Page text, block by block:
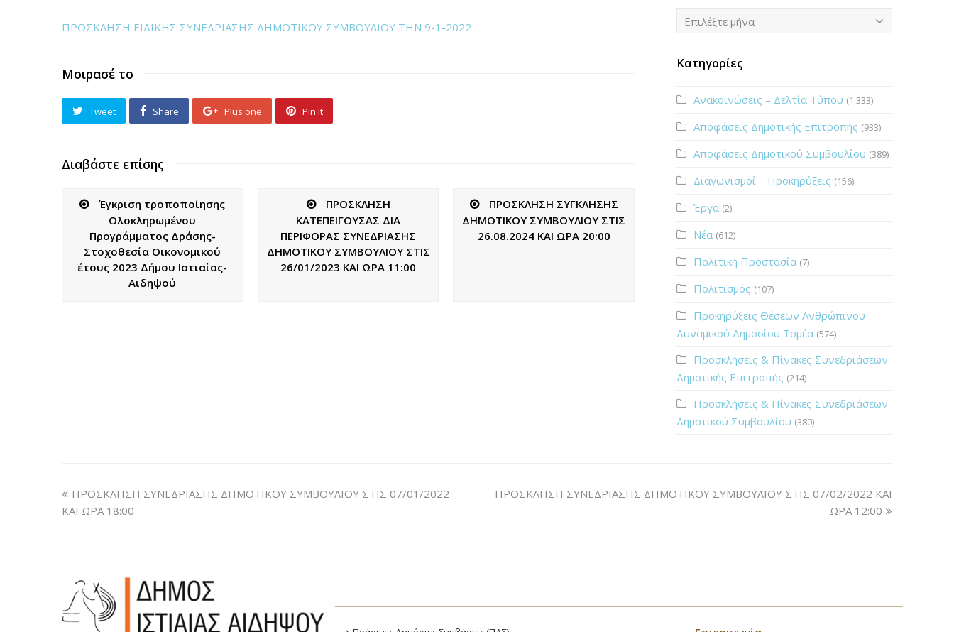
ΠΡΟΣΚΛΗΣΗ ΕΙΔΙΚΗΣ ΣΥΝΕΔΡΙΑΣΗΣ ΔΗΜΟΤΙΚΟΥ ΣΥΜΒΟΥΛΙΟΥ ΤΗΝ 9-1-2022
Μοιρασέ το
Tweet Share Plus one Pin It
Διαβάστε επίσης
Έγκριση τροποποίησης
Ολοκληρωμένου
Προγράμματος Δράσης-
Στοχοθεσία Οικονομικού
έτους 2023 Δήμου Ιστιαίας-
Αιδηψού
ΠΡΟΣΚΛΗΣΗ
ΚΑΤΕΠΕΙΓΟΥΣΑΣ ΔΙΑ
ΠΕΡΙΦΟΡΑΣ ΣΥΝΕΔΡΙΑΣΗΣ
ΔΗΜΟΤΙΚΟΥ ΣΥΜΒΟΥΛΙΟΥ ΣΤΙΣ
26/01/2023 ΚΑΙ ΩΡΑ 11:00
ΠΡΟΣΚΛΗΣΗ ΣΥΓΚΛΗΣΗΣ
ΔΗΜΟΤΙΚΟΥ ΣΥΜΒΟΥΛΙΟΥ ΣΤΙΣ
26.08.2024 ΚΑΙ ΩΡΑ 20:00
Ιστορικό
Επιλέξτε μήνα
Κατηγορίες
Ανακοινώσεις – Δελτία Τύπου (1.333)
Αποφάσεις Δημοτικής Επιτροπής (933)
Αποφάσεις Δημοτικού Συμβουλίου (389)
Διαγωνισμοί – Προκηρύξεις (156)
Έργα (2)
Νέα (612)
Πολιτική Προστασία (7)
Πολιτισμός (107)
Προκηρύξεις Θέσεων Ανθρώπινου
Δυναμικού Δημοσίου Τομέα (574)
Προσκλήσεις & Πίνακες Συνεδριάσεων
Δημοτικής Επιτροπής (214)
Προσκλήσεις & Πίνακες Συνεδριάσεων
Δημοτικού Συμβουλίου (380)
ΠΡΟΣΚΛΗΣΗ ΣΥΝΕΔΡΙΑΣΗΣ ΔΗΜΟΤΙΚΟΥ ΣΥΜΒΟΥΛΙΟΥ ΣΤΙΣ 07/01/2022
ΚΑΙ ΩΡΑ 18:00
ΠΡΟΣΚΛΗΣΗ ΣΥΝΕΔΡΙΑΣΗΣ ΔΗΜΟΤΙΚΟΥ ΣΥΜΒΟΥΛΙΟΥ ΣΤΙΣ 07/02/2022 ΚΑΙ
ΩΡΑ 12:00